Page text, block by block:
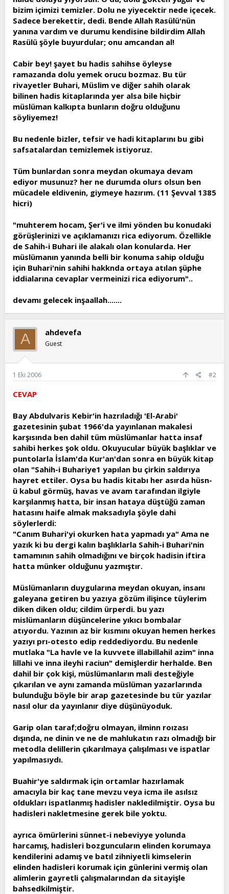
bizim içimizi temizler. Dolu ne yiyecektir nede içecek.
Sadece berekettir, dedi. Bende Allah Rasülü'nün
yanına vardım ve durumu kendisine bildirdim Allah
Rasülü şöyle buyurdular; onu amcandan al!
Cabir bey! şayet bu hadis sahihse öyleyse
ramazanda dolu yemek orucu bozmaz. Bu tür
rivayetler Buhari, Müslim ve diğer sahih olarak
bilinen hadis kitaplarında yer alsa bile hiçbir
müslüman kalkıpta bunların doğru olduğunu
söyliyemez!
Bu nedenle bizler, tefsir ve hadi kitaplarını bu gibi
safsatalardan temizlemek istiyoruz.
Tüm bunlardan sonra meydan okumaya devam
ediyor musunuz? her ne durumda olurs olsun ben
mücadele eldivenin, giymeye hazırım. (11 Şevval 1385
hicri)
"muhterem hocam, Şer'i ve ilmi yönden bu konudaki
görüşlerinizi ve açıklamanızı rica ediyorum. Özellikle
de Sahih-i Buhari ile alakalı olan konularda. Her
müslümanın yanında belli bir konuma sahip olduğu
için Buhari'nin sahihi hakknda ortaya atılan şüphe
iddialarına cevaplar vermeinizi rica ediyorum"..
devamı gelecek inşaallah.......
A ahdevefa
Guest
1 Eki 2006 #2
CEVAP
Bay Abdulvaris Kebir'in hazrıladığı 'El-Arabi'
gazetesinin şubat 1966'da yayınlanan makalesi
karşısında ben dahil tüm müslümanlar hatta insaf
sahibi herkes şok oldu. Okuyucular büyük başlıklar ve
puntolarla İslam'da Kur'an'dan sonra en büyük kitap
olan "Sahih-i Buhariye1 yapılan bu çirkin saldırıya
hayret ettiler. Oysa bu hadis kitabı her asırda hüsn-
ü kabul görmüş, havas ve avam tarafından ilgiyle
karşılanmış hatta, bir insan hataya düştüğü zaman
hatasını haife almak maksadıyla şöyle dahi
söylerlerdi:
"Canım Buhari'yi okurken hata yapmadı ya" Ama ne
yazık ki bu dergi kalın başlıklarla Sahih-i Buhari'nin
tamamının sahih olmadığını ve birçok hadisin iftira
hatta münker olduğunu yazmıştır.
Müslümanların duygularına meydan okuyan, insanı
galeyana getiren bu yazıya gözüm ilişince tüylerim
diken diken oldu; cildim ürperdi. bu yazı
mislümanların düşüncelerine yıkıcı bombalar
atıyordu. Yazının az bir kısmını okuyan hemen herkes
yazıyı prı-otesto edip reddediyordu. Bu nedenle
mutlaka "La havle ve la kuvvete illabillahil azim" inna
lillahi ve inna ileyhi raciun" demişlerdir herhalde. Ben
dahil bir çok kişi, müslümanların mali desteğiyle
çıkarılan ve aynı zamanda müslüman yazarlarında
bulunduğu böyle bir arap gazetesinde bu tür yazılar
nasıl olur da yayınlanır diye düşünüyoduk.
Garip olan taraf;doğru olmayan, ilminn roızası
dışında, ne dinin ve ne de mahlukatın razı olmadığı bir
metodla delillerin çıkarılmaya çalışılması ve ispatlar
yapılmasıydı.
Buahir'ye saldırmak için ortamlar hazırlamak
amacıyla bir kaç tane mevzu veya icma ile asılsız
oldukları ispatlanmış hadisler nakledilmiştir. Oysa bu
hadisleri nakletmesine gerek bile yoktu.
ayrıca ömürlerini sünnet-i nebeviyye yolunda
harcamış, hadisleri bozguncuların elinden korumaya
kendilerini adamış ve batıl zihniyetli kimselerin
elinden hadisleri korumak için günlerini vermiş olan
alimlerin gayretli çalışmalarından da sitayişle
bahsedkilmiştir.